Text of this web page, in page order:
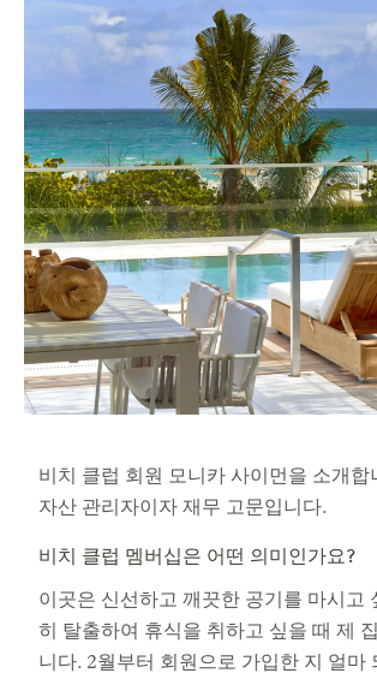
비치 클럽 회원 모니카 사이먼을 소개합
자산 관리자이자 재무 고문입니다.
비치 클럽 멤버십은 어떤 의미인가요?
이곳은 신선하고 깨끗한 공기를 마시고
히 탈출하여 휴식을 취하고 싶을 때 제
니다. 2월부터 회원으로 가입한 지 얼마